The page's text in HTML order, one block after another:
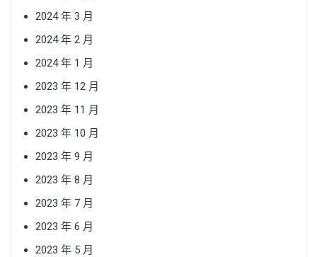
2024 年 3 月
2024 年 2 月
2024 年 1 月
2023 年 12 月
2023 年 11 月
2023 年 10 月
2023 年 9 月
2023 年 8 月
2023 年 7 月
2023 年 6 月
2023 年 5 月